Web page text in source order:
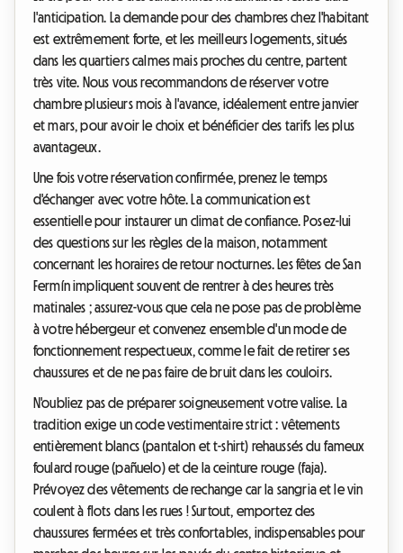
l'anticipation. La demande pour des chambres chez l'habitant
est extrêmement forte, et les meilleurs logements, situés
dans les quartiers calmes mais proches du centre, partent
très vite. Nous vous recommandons de réserver votre
chambre plusieurs mois à l'avance, idéalement entre janvier
et mars, pour avoir le choix et bénéficier des tarifs les plus
avantageux.
Une fois votre réservation confirmée, prenez le temps
d'échanger avec votre hôte. La communication est
essentielle pour instaurer un climat de confiance. Posez-lui
des questions sur les règles de la maison, notamment
concernant les horaires de retour nocturnes. Les fêtes de San
Fermín impliquent souvent de rentrer à des heures très
matinales ; assurez-vous que cela ne pose pas de problème
à votre hébergeur et convenez ensemble d'un mode de
fonctionnement respectueux, comme le fait de retirer ses
chaussures et de ne pas faire de bruit dans les couloirs.
N'oubliez pas de préparer soigneusement votre valise. La
tradition exige un code vestimentaire strict : vêtements
entièrement blancs (pantalon et t-shirt) rehaussés du fameux
foulard rouge (pañuelo) et de la ceinture rouge (faja).
Prévoyez des vêtements de rechange car la sangria et le vin
coulent à flots dans les rues ! Surtout, emportez des
chaussures fermées et très confortables, indispensables pour